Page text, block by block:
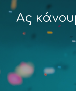
Ας